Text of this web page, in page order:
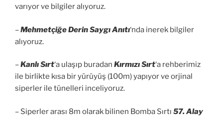
varıyor ve bilgiler alıyoruz.
–Mehmetçiğe Derin Saygı Anıtı‘nda inerek bilgiler
alıyoruz.
–Kanlı Sırt‘a ulaşıp buradan Kırmızı Sırt‘a rehberimiz
ile birlikte kısa bir yürüyüş (100m) yapıyor ve orjinal
siperler ile tünelleri inceliyoruz.
– Siperler arası 8m olarak bilinen Bomba Sırtı 57. Alay